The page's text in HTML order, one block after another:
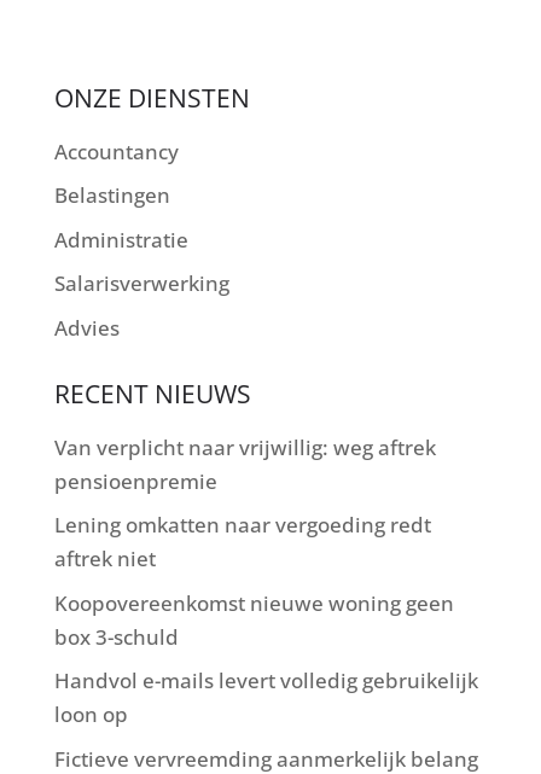
ONZE DIENSTEN
Accountancy
Belastingen
Administratie
Salarisverwerking
Advies
RECENT NIEUWS
Van verplicht naar vrijwillig: weg aftrek
pensioenpremie
Lening omkatten naar vergoeding redt
aftrek niet
Koopovereenkomst nieuwe woning geen
box 3-schuld
Handvol e-mails levert volledig gebruikelijk
loon op
Fictieve vervreemding aanmerkelijk belang